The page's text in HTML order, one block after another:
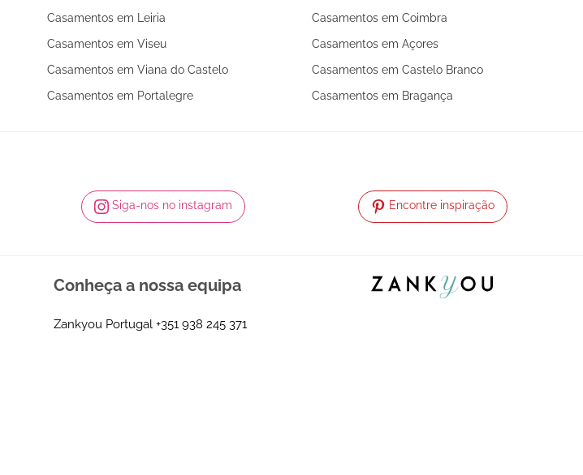
Casamentos em Leiria
Casamentos em Coimbra
Casamentos em Viseu
Casamentos em Açores
Casamentos em Viana do Castelo
Casamentos em Castelo Branco
Casamentos em Portalegre Casamentos em Bragança
Siga-nos no instagram Encontre inspiração
Conheça a nossa equipa
Zankyou Portugal +351 938 245 371